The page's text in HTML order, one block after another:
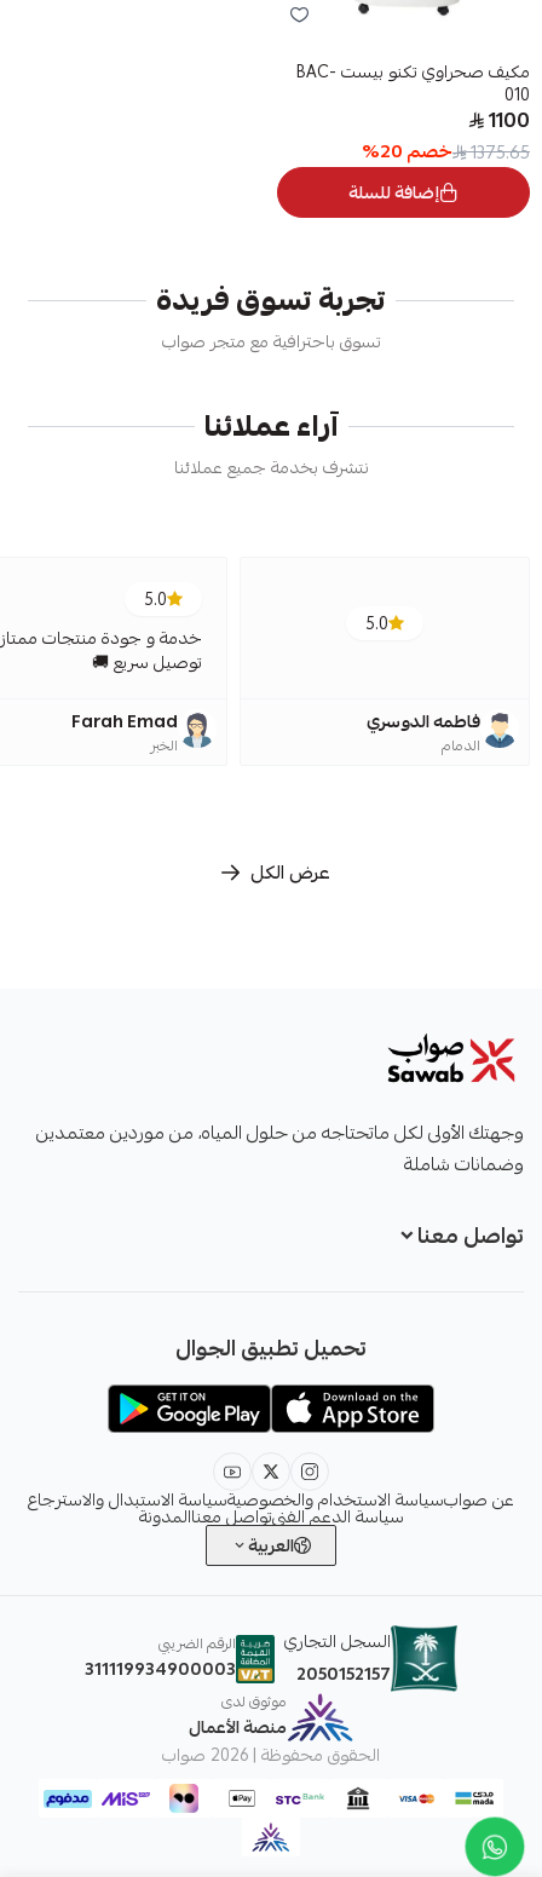
مكيف صحراوي تكنو بيست BAC-
010
1100
1375.65 خصم20
%
إضافة للسلة
تجربة تسوق فريدة
تسوق باحترافية مع متجر صواب
آراء عملائنا
نتشرف بخدمة جميع عملائنا
5.0
فاطمه الدوسري
الدمام
5.0
خدمة و جودة منتجات
توصيل سريع 🚚
Farah Emad
الخبر
عرض الكل
وجهتك الأولى لكل ماتحتاجه من حلول المياه، من موردين معتمدين
وضمانات شاملة
تواصل معنا
info@sawab.app
تحميل تطبيق الجوال
عن صوابسياسة الاستخدام والخصوصيةسياسة الاستبدال والاسترجاع
سياسة الدعم الفنيتواصل معناالمدونة
العربية
السجل التجاري
2050152157
الرقم الضريبي
311119934900003
موثوق لدى
منصة الأعمال
الحقوق محفوظة | 2026
صواب